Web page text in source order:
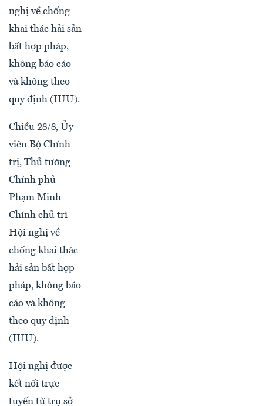
nghị về chống
khai thác hải sản
bất hợp pháp,
không báo cáo
và không theo
quy định (IUU).
Chiều 28/8, Ủy
viên Bộ Chính
trị, Thủ tướng
Chính phủ
Phạm Minh
Chính chủ trì
Hội nghị về
chống khai thác
hải sản bất hợp
pháp, không báo
cáo và không
theo quy định
(IUU).
Hội nghị được
kết nối trực
tuyến từ trụ sở